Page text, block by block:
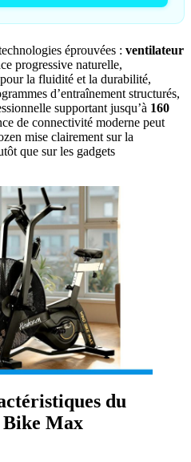
éprouvées : ventilateur
progressive naturelle,
pour la fluidité et la durabilité,
d’entraînement structurés,
supportant jusqu’à 160
de connectivité moderne peut
mise clairement sur la
que sur les gadgets
du
Max